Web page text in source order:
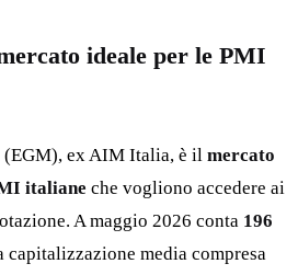
ideale per le PMI
ex AIM Italia, è il mercato
italiane che vogliono accedere ai
A maggio 2026 conta 196
capitalizzazione media compresa